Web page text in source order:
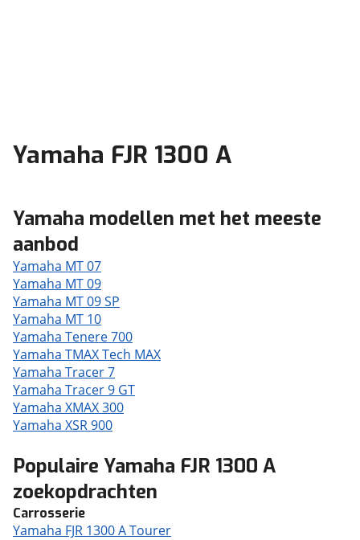
Yamaha FJR 1300 A
Yamaha modellen met het meeste
aanbod
Yamaha MT 07
Yamaha MT 09
Yamaha MT 09 SP
Yamaha MT 10
Yamaha Tenere 700
Yamaha TMAX Tech MAX
Yamaha Tracer 7
Yamaha Tracer 9 GT
Yamaha XMAX 300
Yamaha XSR 900
Populaire Yamaha FJR 1300 A
zoekopdrachten
Carrosserie
Yamaha FJR 1300 A Tourer